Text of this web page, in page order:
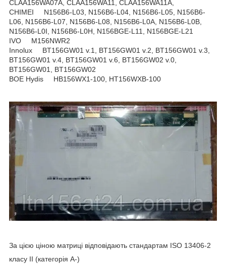
CLAA156WA07A, CLAA156WA11, CLAA156WA11A,
CHIMEI N156B6-L03, N156B6-L04, N156B6-L05, N156B6-
L06, N156B6-L07, N156B6-L08, N156B6-L0A, N156B6-L0B,
N156B6-L0I, N156B6-L0H, N156BGE-L11, N156BGE-L21
IVO M156NWR2
Innolux BT156GW01 v.1, BT156GW01 v.2, BT156GW01 v.3,
BT156GW01 v.4, BT156GW01 v.6, BT156GW02 v.0,
BT156GW01, BT156GW02
BOE Hydis HB156WX1-100, HT156WXB-100
За цією ціною матриці відповідають стандартам ISO 13406-2
класу II (категорія А-)